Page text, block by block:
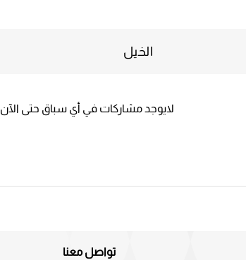
الخيل
لايوجد مشاركات في أي سباق حتى الآن
تواصل معنا